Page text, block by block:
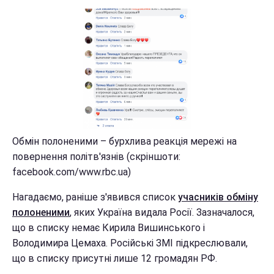
Обмін полоненими – бурхлива реакція мережі на
повернення політв'язнів (скріншоти:
facebook.com/www.rbc.ua)
Нагадаємо, раніше з'явився список учасників обміну
полоненими, яких Україна видала Росії. Зазначалося,
що в списку немає Кирила Вишинського і
Володимира Цемаха. Російські ЗМІ підкреслювали,
що в списку присутні лише 12 громадян РФ.